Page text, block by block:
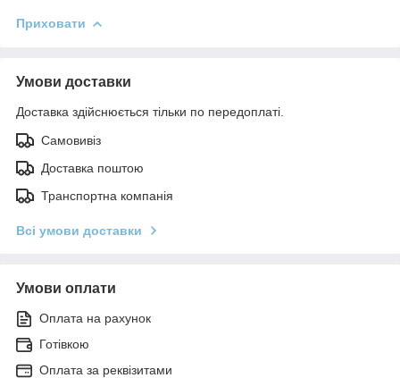
Приховати
Умови доставки
Доставка здійснюється тільки по передоплаті.
Самовивіз
Доставка поштою
Транспортна компанія
Всі умови доставки
Умови оплати
Оплата на рахунок
Готівкою
Оплата за реквізитами